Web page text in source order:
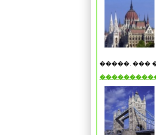
�����. ���